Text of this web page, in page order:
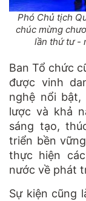
Phó Chủ tịch
chúc mừng
lần thứ tư -
Ban Tổ chức
được vinh
nghệ nổi
lược và khả
sáng tạo,
triển bền
thực hiện
nước về phát
Sự kiện cũng